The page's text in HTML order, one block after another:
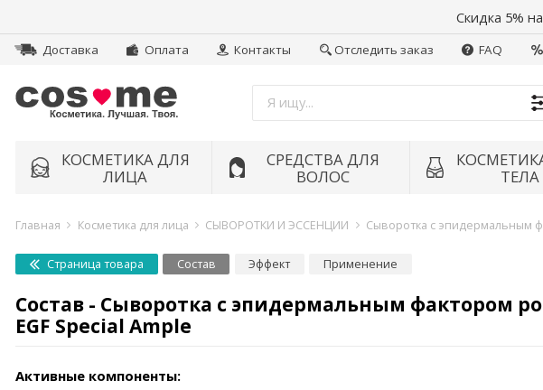
Скидка 5%
Доставка Оплата Контакты Отследить заказ FAQ
КОСМЕТИКА ДЛЯ
ЛИЦА
СРЕДСТВА ДЛЯ
ВОЛОС
ТЕЛА
Главная Косметика для лица СЫВОРОТКИ И ЭССЕНЦИИ Сыворотка с эпидермальным
Страница товара Состав Эффект Применение
Состав - Сыворотка с эпидермальным фактором
EGF Special Ample
Активные компоненты: